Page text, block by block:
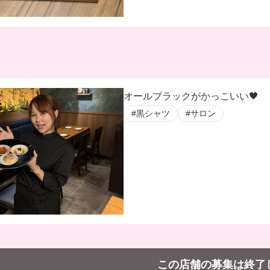
オールブラックがかっこいい🖤
#黒シャツ #サロン
この店舗の募集は終了